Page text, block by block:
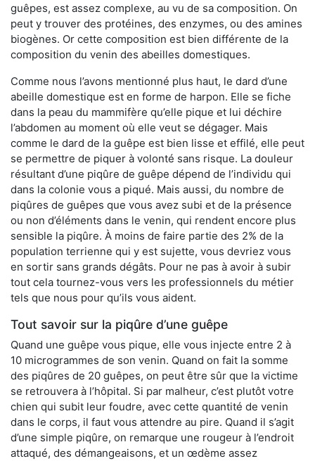
guêpes, est assez complexe, au vu de sa composition. On
peut y trouver des protéines, des enzymes, ou des amines
biogènes. Or cette composition est bien différente de la
composition du venin des abeilles domestiques.
Comme nous l’avons mentionné plus haut, le dard d’une
abeille domestique est en forme de harpon. Elle se fiche
dans la peau du mammifère qu’elle pique et lui déchire
l’abdomen au moment où elle veut se dégager. Mais
comme le dard de la guêpe est bien lisse et effilé, elle peut
se permettre de piquer à volonté sans risque. La douleur
résultant d’une piqûre de guêpe dépend de l’individu qui
dans la colonie vous a piqué. Mais aussi, du nombre de
piqûres de guêpes que vous avez subi et de la présence
ou non d’éléments dans le venin, qui rendent encore plus
sensible la piqûre. À moins de faire partie des 2% de la
population terrienne qui y est sujette, vous devriez vous
en sortir sans grands dégâts. Pour ne pas à avoir à subir
tout cela tournez-vous vers les professionnels du métier
tels que nous pour qu’ils vous aident.
Tout savoir sur la piqûre d’une guêpe
Quand une guêpe vous pique, elle vous injecte entre 2 à
10 microgrammes de son venin. Quand on fait la somme
des piqûres de 20 guêpes, on peut être sûr que la victime
se retrouvera à l’hôpital. Si par malheur, c’est plutôt votre
chien qui subit leur foudre, avec cette quantité de venin
dans le corps, il faut vous attendre au pire. Quand il s’agit
d’une simple piqûre, on remarque une rougeur à l’endroit
attaqué, des démangeaisons, et un œdème assez